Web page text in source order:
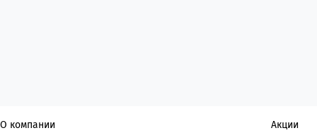
О компании
Акции